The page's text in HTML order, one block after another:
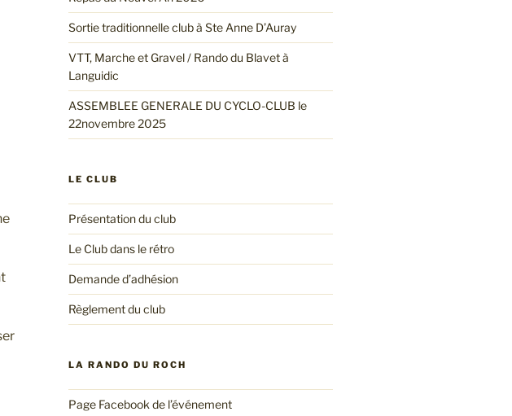
Sortie traditionnelle club à Ste Anne D’Auray
VTT, Marche et Gravel / Rando du Blavet à
Languidic
ASSEMBLEE GENERALE DU CYCLO-CLUB le
22novembre 2025
LE CLUB
Présentation du club
Le Club dans le rétro
Demande d’adhésion
Règlement du club
LA RANDO DU ROCH
Page Facebook de l’événement